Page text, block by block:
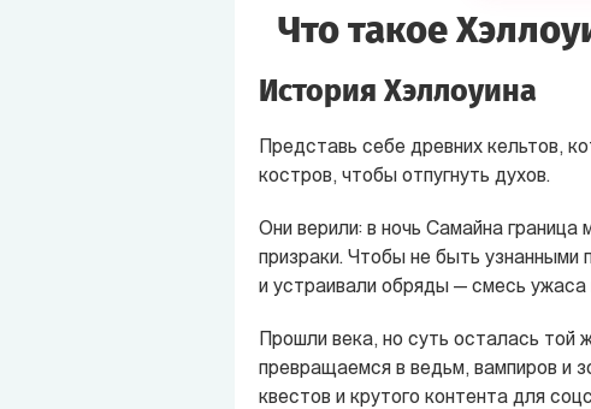
Что такое
История Хэллоуина
Представь себе древних кельтов,
костров, чтобы отпугнуть духов.
Они верили: в ночь Самайна
призраки. Чтобы не быть
и устраивали обряды — смесь ужаса
Прошли века, но суть осталась
превращаемся в ведьм, вампиров и
квестов и крутого контента для